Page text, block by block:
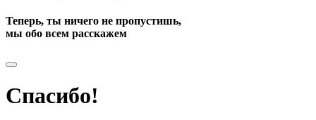
Теперь, ты ничего не пропустишь,
мы обо всем расскажем
Спасибо!